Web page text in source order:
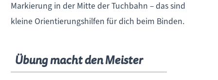
Markierung in der Mitte der Tuchbahn – das sind
kleine Orientierungshilfen für dich beim Binden.
Übung macht den Meister